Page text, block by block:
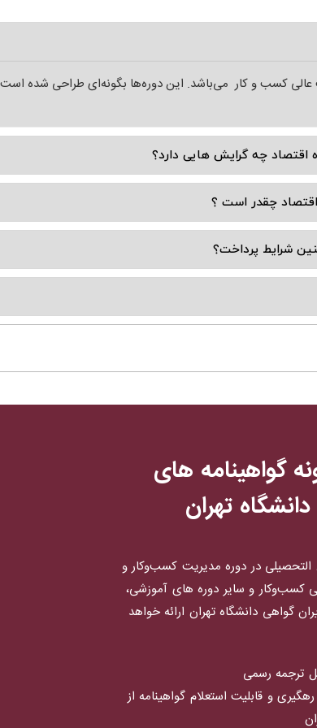
کسب و کار می‌باشد. این دوره‌ها بگونه‌ای طراحی شده است
اقتصاد چه گرایش هایی دارد؟
چقدر است ؟
شرایط پرداخت؟
گواهینامه های
دانشگاه تهران
در دوره مدیریت کسب‌وکار و
کسب‌وکار و سایر دوره های آموزشی،
گواهی دانشگاه تهران ارائه خواهد
ترجمه رسمی
و قابلیت استعلام گواهینامه از